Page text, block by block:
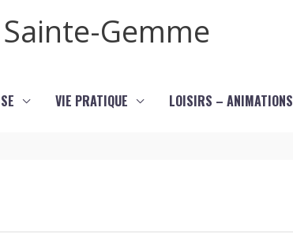
Sainte-Gemme
VIE PRATIQUE LOISIRS – ANIMATIONS